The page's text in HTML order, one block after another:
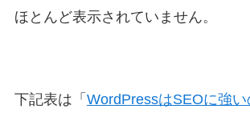
ほとんど表示されていません。
下記表は「 WordPressはSEOに強